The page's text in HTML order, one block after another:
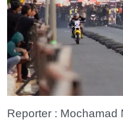
Reporter : Mochamad